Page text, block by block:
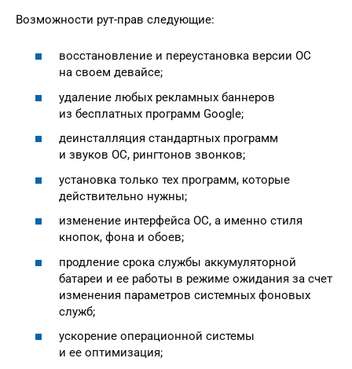
Возможности рут-прав следующие:
восстановление и переустановка версии ОС
на своем девайсе;
удаление любых рекламных баннеров
из бесплатных программ Google;
деинсталляция стандартных программ
и звуков ОС, рингтонов звонков;
установка только тех программ, которые
действительно нужны;
изменение интерфейса ОС, а именно стиля
кнопок, фона и обоев;
продление срока службы аккумуляторной
батареи и ее работы в режиме ожидания за счет
изменения параметров системных фоновых
служб;
ускорение операционной системы
и ее оптимизация;